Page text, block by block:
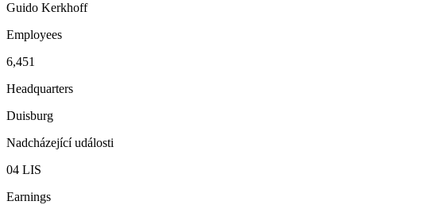
Guido Kerkhoff
Employees
6,451
Headquarters
Duisburg
Nadcházející události
04 LIS
Earnings